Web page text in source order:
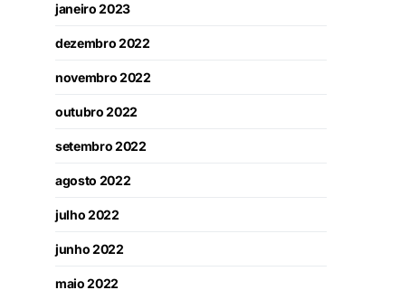
janeiro 2023
dezembro 2022
novembro 2022
outubro 2022
setembro 2022
agosto 2022
julho 2022
junho 2022
maio 2022